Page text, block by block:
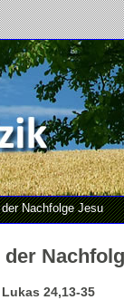
Nachfolge Jesu
24,13-35